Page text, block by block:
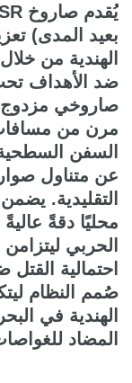
بعيد المدى)
الهندية من
ضد الأهداف
مرن من
السفن
عن متناول
التقليدية.
محليًا دقةً
الحربي
احتمالية
صُمم النظام
الهندية في
المضاد